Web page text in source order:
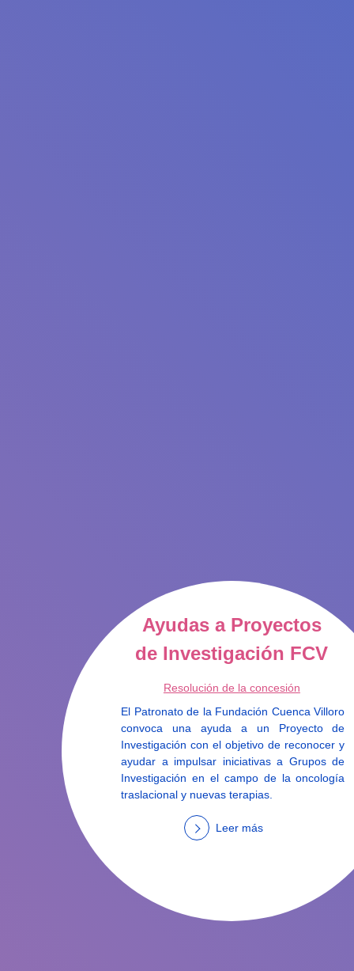
Ayudas a Proyectos
de Investigación FCV
Resolución de la concesión
El Patronato de la Fundación Cuenca Villoro
convoca una ayuda a un Proyecto de
Investigación con el objetivo de reconocer y
ayudar a impulsar iniciativas a Grupos de
Investigación en el campo de la oncología
traslacional y nuevas terapias.
Leer más